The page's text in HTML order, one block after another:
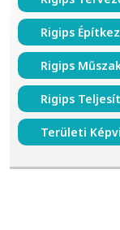
Rigips
Rigips
Rigips
Területi